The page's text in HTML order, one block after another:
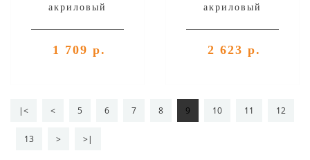
акриловый
уп.0,4л+0,08л
1 709 р.
акриловый
уп.0,8л+0,16л
2 623 р.
|< < 5 6 7 8 9 10 11 12
13 > >|